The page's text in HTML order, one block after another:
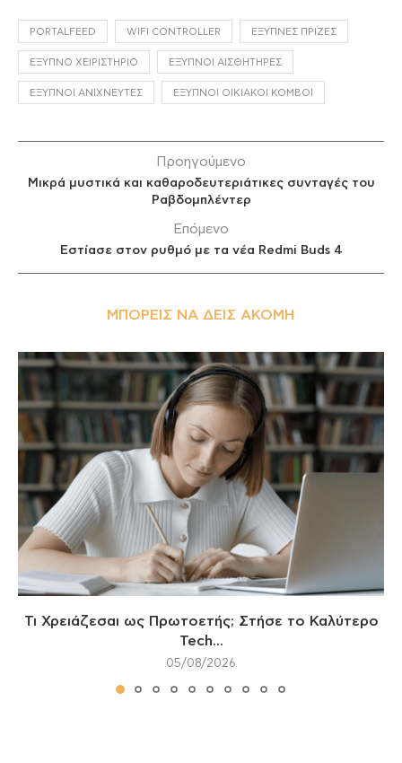
PORTALFEED WIFI CONTROLLER ΈΞΥΠΝΕΣ ΠΡΊΖΕΣ
ΈΞΥΠΝΟ ΧΕΙΡΙΣΤΉΡΙΟ ΈΞΥΠΝΟΙ ΑΙΣΘΗΤΉΡΕΣ
ΈΞΥΠΝΟΙ ΑΝΙΧΝΕΥΤΈΣ ΈΞΥΠΝΟΙ ΟΙΚΙΑΚΟΊ ΚΌΜΒΟΙ
Προηγούμενο
Μικρά μυστικά και καθαροδευτεριάτικες συνταγές του
Ραβδομπλέντερ
Επόμενο
Εστίασε στον ρυθμό με τα νέα Redmi Buds 4
ΜΠΟΡΕΊΣ ΝΑ ΔΕΙΣ ΑΚΌΜΗ
Τι Χρειάζεσαι ως Πρωτοετής; Στήσε το Καλύτερο
Tech...
05/08/2026